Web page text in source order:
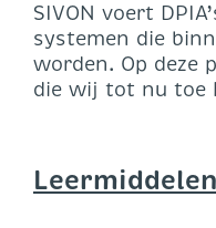
SIVON voert
systemen die
worden. Op deze
die wij tot nu toe